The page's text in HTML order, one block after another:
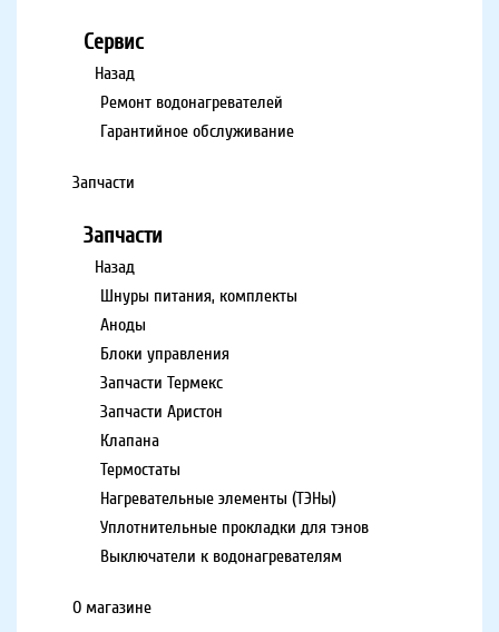
Сервис
Назад
Ремонт водонагревателей
Гарантийное обслуживание
Запчасти
Запчасти
Назад
Шнуры питания, комплекты
Аноды
Блоки управления
Запчасти Термекс
Запчасти Аристон
Клапана
Термостаты
Нагревательные элементы (ТЭНы)
Уплотнительные прокладки для тэнов
Выключатели к водонагревателям
О магазине